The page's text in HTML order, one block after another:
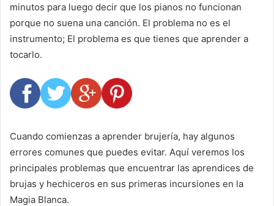
minutos para luego decir que los pianos no funcionan
porque no suena una canción. El problema no es el
instrumento; El problema es que tienes que aprender a
tocarlo.
Cuando comienzas a aprender brujería, hay algunos
errores comunes que puedes evitar. Aquí veremos los
principales problemas que encuentrar las aprendices de
brujas y hechiceros en sus primeras incursiones en la
Magia Blanca.